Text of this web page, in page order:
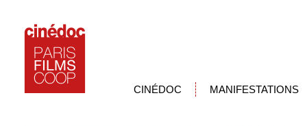
CINÉDOC MANIFESTATIONS